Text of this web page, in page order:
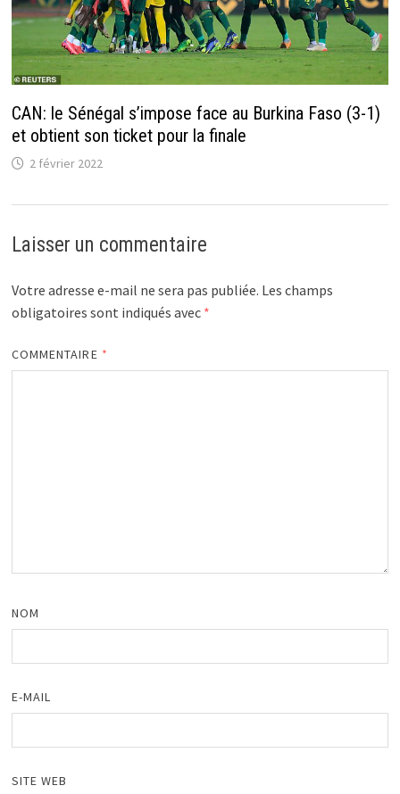
CAN: le Sénégal s’impose face au Burkina Faso (3-1)
et obtient son ticket pour la finale
2 février 2022
Laisser un commentaire
Votre adresse e-mail ne sera pas publiée. Les champs
obligatoires sont indiqués avec *
COMMENTAIRE *
NOM
E-MAIL
SITE WEB